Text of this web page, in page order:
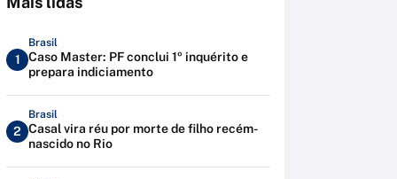
1
Brasil
Caso Master: PF conclui 1º inquérito e
prepara indiciamento
2
Brasil
Casal vira réu por morte de filho recém-
nascido no Rio